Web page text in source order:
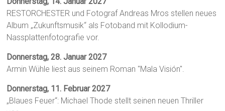
RESTORCHESTER und Fotograf Andreas Mros stellen neues
Album „Zukunftsmusik“ als Fotoband mit Kollodium-
Nassplattenfotografie vor.
Donnerstag, 28. Januar 2027
Armin Wühle liest aus seinem Roman "Mala Visión".
Donnerstag, 11. Februar 2027
„Blaues Feuer“: Michael Thode stellt seinen neuen Thriller